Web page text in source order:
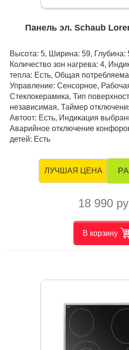
Панель эл. Schaub
Высота: 5, Ширина: 59, Глубина:
Количество зон нагрева: 4,
тепла: Есть, Общая
Управление: Сенсорное,
Стеклокерамика, Тип
независимая, Таймер
Автоот: Есть, Индикация
Аварийное отключение
детей: Есть
ЛУЧШАЯ ЦЕНА
18 990
В корзину